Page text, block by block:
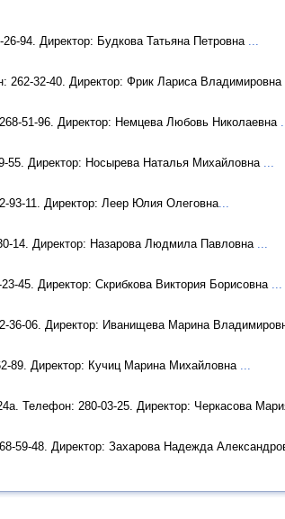
94. Директор: Будкова Татьяна Петровна
262-32-40. Директор: Фрик Лариса Владимировна
51-96. Директор: Немцева Любовь Николаевна
55. Директор: Носырева Наталья Михайловна
93-11. Директор: Леер Юлия Олеговна
14. Директор: Назарова Людмила Павловна
45. Директор: Скрибкова Виктория Борисовна
36-06. Директор: Иванищева Марина
89. Директор: Кучиц Марина Михайловна
Телефон: 280-03-25. Директор: Черкасова
59-48. Директор: Захарова Надежда